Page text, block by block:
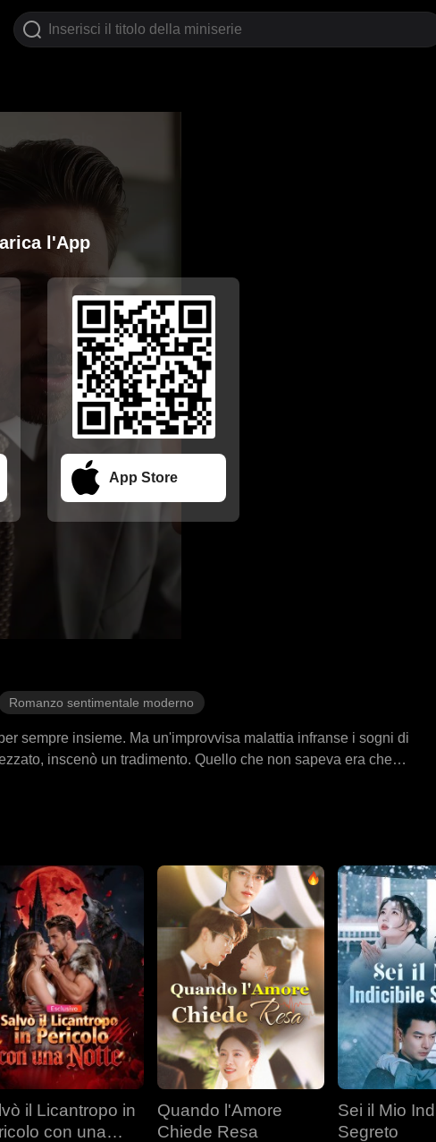
l'App
App Store
Romanzo sentimentale moderno
sempre insieme. Ma un'improvvisa malattia infranse i sogni di
inscenò un tradimento. Quello che non sapeva era che
Riusciranno a ritrovarsi prima che sia troppo tardi?
il Licantropo in
con una
Quando l'Amore
Chiede Resa
Sei il Mio
Segreto